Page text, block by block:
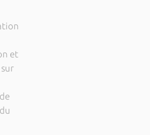
et